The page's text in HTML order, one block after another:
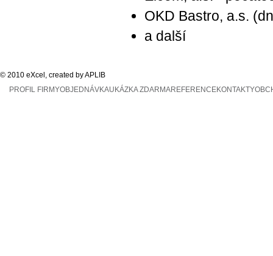
OKD Bastro, a.s.
a další
© 2010 eXcel, created by APLIB
PROFIL FIRMYOBJEDNÁVKAUKÁZKA ZDARMAREFERENCEKONTAKTY